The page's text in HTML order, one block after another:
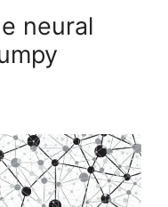
neural